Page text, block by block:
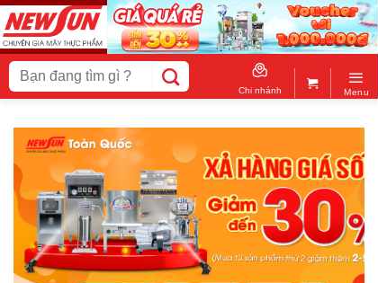
Skip
content
Tìm
kiếm:
Chi nhánh Menu